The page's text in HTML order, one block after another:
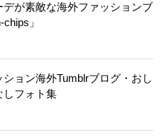
デが素敵な海外ファッションブ
」
ション海外Tumblrブログ・おし
しフォト集